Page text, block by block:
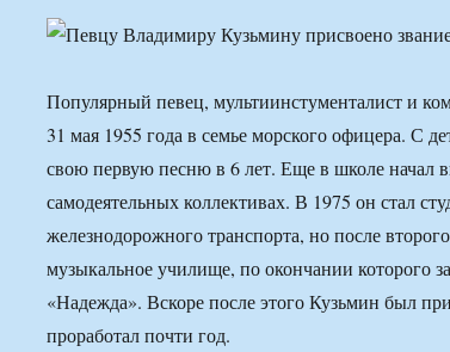
Популярный певец, мультиинстументалист и
31 мая 1955 года в семье морского офицера. С
свою первую песню в 6 лет. Еще в школе начал
самодеятельных коллективах. В 1975 он стал
железнодорожного транспорта, но после
музыкальное училище, по окончании которого
«Надежда». Вскоре после этого Кузьмин был
проработал почти год.